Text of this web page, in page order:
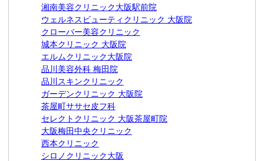
湘南美容クリニック大阪駅前院
ウェルネスビューティクリニック 大阪院
クローバー美容クリニック
城本クリニック 大阪院
エルムクリニック大阪院
品川美容外科 梅田院
品川スキンクリニック
ガーデンクリニック 大阪院
茶屋町ササセ皮フ科
セレクトクリニック 大阪茶屋町院
大阪梅田中央クリニック
西本クリニック
シロノクリニック大阪